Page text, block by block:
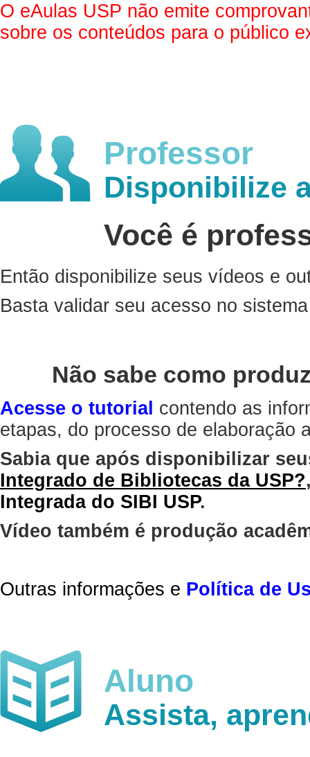
O eAulas USP não emite
sobre os conteúdos para o público
Professor
Disponibilize
Você é
Então disponibilize seus vídeos e
Basta validar seu acesso no
Não sabe como
Acesse o tutorial contendo as
etapas, do processo de elaboração
Sabia que após disponibilizar
Integrado de Bibliotecas da USP?
Integrada do SIBI USP.
Vídeo também é produção
Outras informações e Política de
Aluno
Assista,